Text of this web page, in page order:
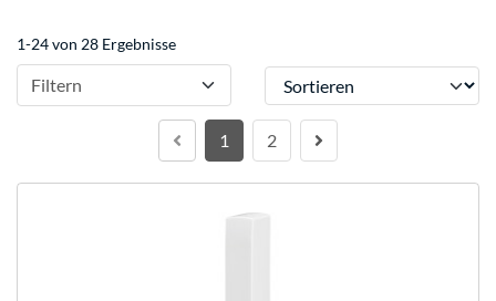
1-24 von 28 Ergebnisse
Filtern Sortieren
1 2